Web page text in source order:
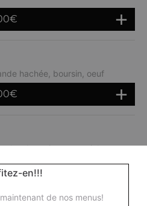
€
hachée, boursin, oeuf
€
champignons, artichauts,
en!!!
de nos menus!